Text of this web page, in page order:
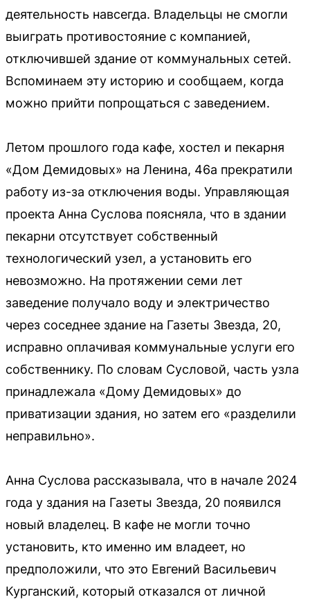
деятельность навсегда. Владельцы не смогли
выиграть противостояние с компанией,
отключившей здание от коммунальных сетей.
Вспоминаем эту историю и сообщаем, когда
можно прийти попрощаться с заведением.
Летом прошлого года кафе, хостел и пекарня
«Дом Демидовых» на Ленина, 46а прекратили
работу из-за отключения воды. Управляющая
проекта Анна Суслова поясняла, что в здании
пекарни отсутствует собственный
технологический узел, а установить его
невозможно. На протяжении семи лет
заведение получало воду и электричество
через соседнее здание на Газеты Звезда, 20,
исправно оплачивая коммунальные услуги его
собственнику. По словам Сусловой, часть узла
принадлежала «Дому Демидовых» до
приватизации здания, но затем его «разделили
неправильно».
Анна Суслова рассказывала, что в начале 2024
года у здания на Газеты Звезда, 20 появился
новый владелец. В кафе не могли точно
установить, кто именно им владеет, но
предположили, что это Евгений Васильевич
Курганский, который отказался от личной